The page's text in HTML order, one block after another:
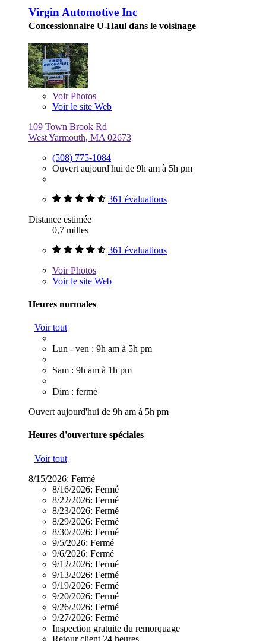
Virgin Automotive Inc
Concessionnaire U-Haul dans le voisinage
VoirPhotos
Voir le site Web
109 Town Brook Rd
West Yarmouth, MA 02673
(508) 775-1084
Ouvert aujourd'hui de 9h am à 5h pm
361 évaluations
Distance estimée
0,7 milles
361 évaluations
VoirPhotos
Voir le site Web
Heures normales
Voir tout
Lun - ven : 9h am à 5h pm
Sam : 9h am à 1h pm
Dim : fermé
Ouvert aujourd'hui de 9h am à 5h pm
Heures d'ouverture spéciales
Voir tout
8/15/2026: Fermé
8/16/2026: Fermé
8/22/2026: Fermé
8/23/2026: Fermé
8/29/2026: Fermé
8/30/2026: Fermé
9/5/2026: Fermé
9/6/2026: Fermé
9/12/2026: Fermé
9/13/2026: Fermé
9/19/2026: Fermé
9/20/2026: Fermé
9/26/2026: Fermé
9/27/2026: Fermé
Inspection gratuite du remorquage
Retour client 24 heures